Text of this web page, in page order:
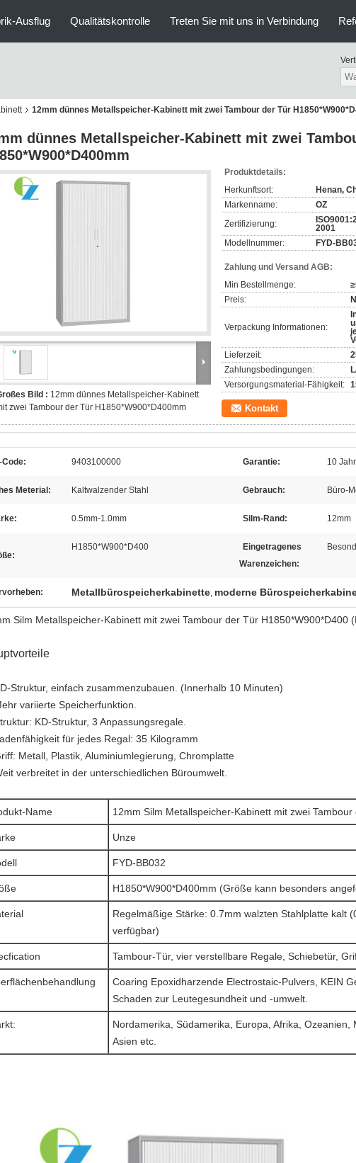
Ausflug Qualitätskontrolle Treten Sie mit uns in Verbindung
12mm dünnes Metallspeicher-Kabinett mit zwei Tambour der Tür
dünnes Metallspeicher-Kabinett mit zwei
Bild : 12mm dünnes Metallspeicher-Kabinett
zwei Tambour der Tür H1850*W900*D400mm
Produktdetails:
Herkunftsort:
Henan,
Markenname:
OZ
Zertifizierung:
2001
Modellnummer:
FYD-
Zahlung und Versand AGB:
Min Bestellmenge:
Preis:
Verpackung Informationen:
Lieferzeit:
Zahlungsbedingungen:
Versorgungsmaterial-Fähigkeit:
Kontakt
Code: 9403100000 Garantie: 10
Meterial: Kaltwalzender Stahl Gebrauch: Büro-
0.5mm-1.0mm Silm-Rand: 12mm
H1850*W900*D400
Eingetragenes
Warenzeichen:
Metallbürospeicherkabinette, moderne
Silm Metallspeicher-Kabinett mit zwei Tambour der Tür H1850*W900*D400
Struktur, einfach zusammenzubauen. (Innerhalb 10 Minuten)
variierte Speicherfunktion.
KD-Struktur, 3 Anpassungsregale.
für jedes Regal: 35 Kilogramm
Metall, Plastik, Aluminiumlegierung, Chromplatte
verbreitet in der unterschiedlichen Büroumwelt.
Name 12mm Silm Metallspeicher-Kabinett mit zwei Tambour
Unze
FYD-BB032
H1850*W900*D400mm (Größe kann besonders
Regelmäßige Stärke: 0.7mm walzten Stahlplatte kalt
verfügbar)
Tambour-Tür, vier verstellbare Regale, Schiebetür,
Coaring Epoxidharzende Electrostaic-Pulvers, KEIN
Schaden zur Leutegesundheit und -umwelt.
Nordamerika, Südamerika, Europa, Afrika, Ozeanien,
Asien etc.